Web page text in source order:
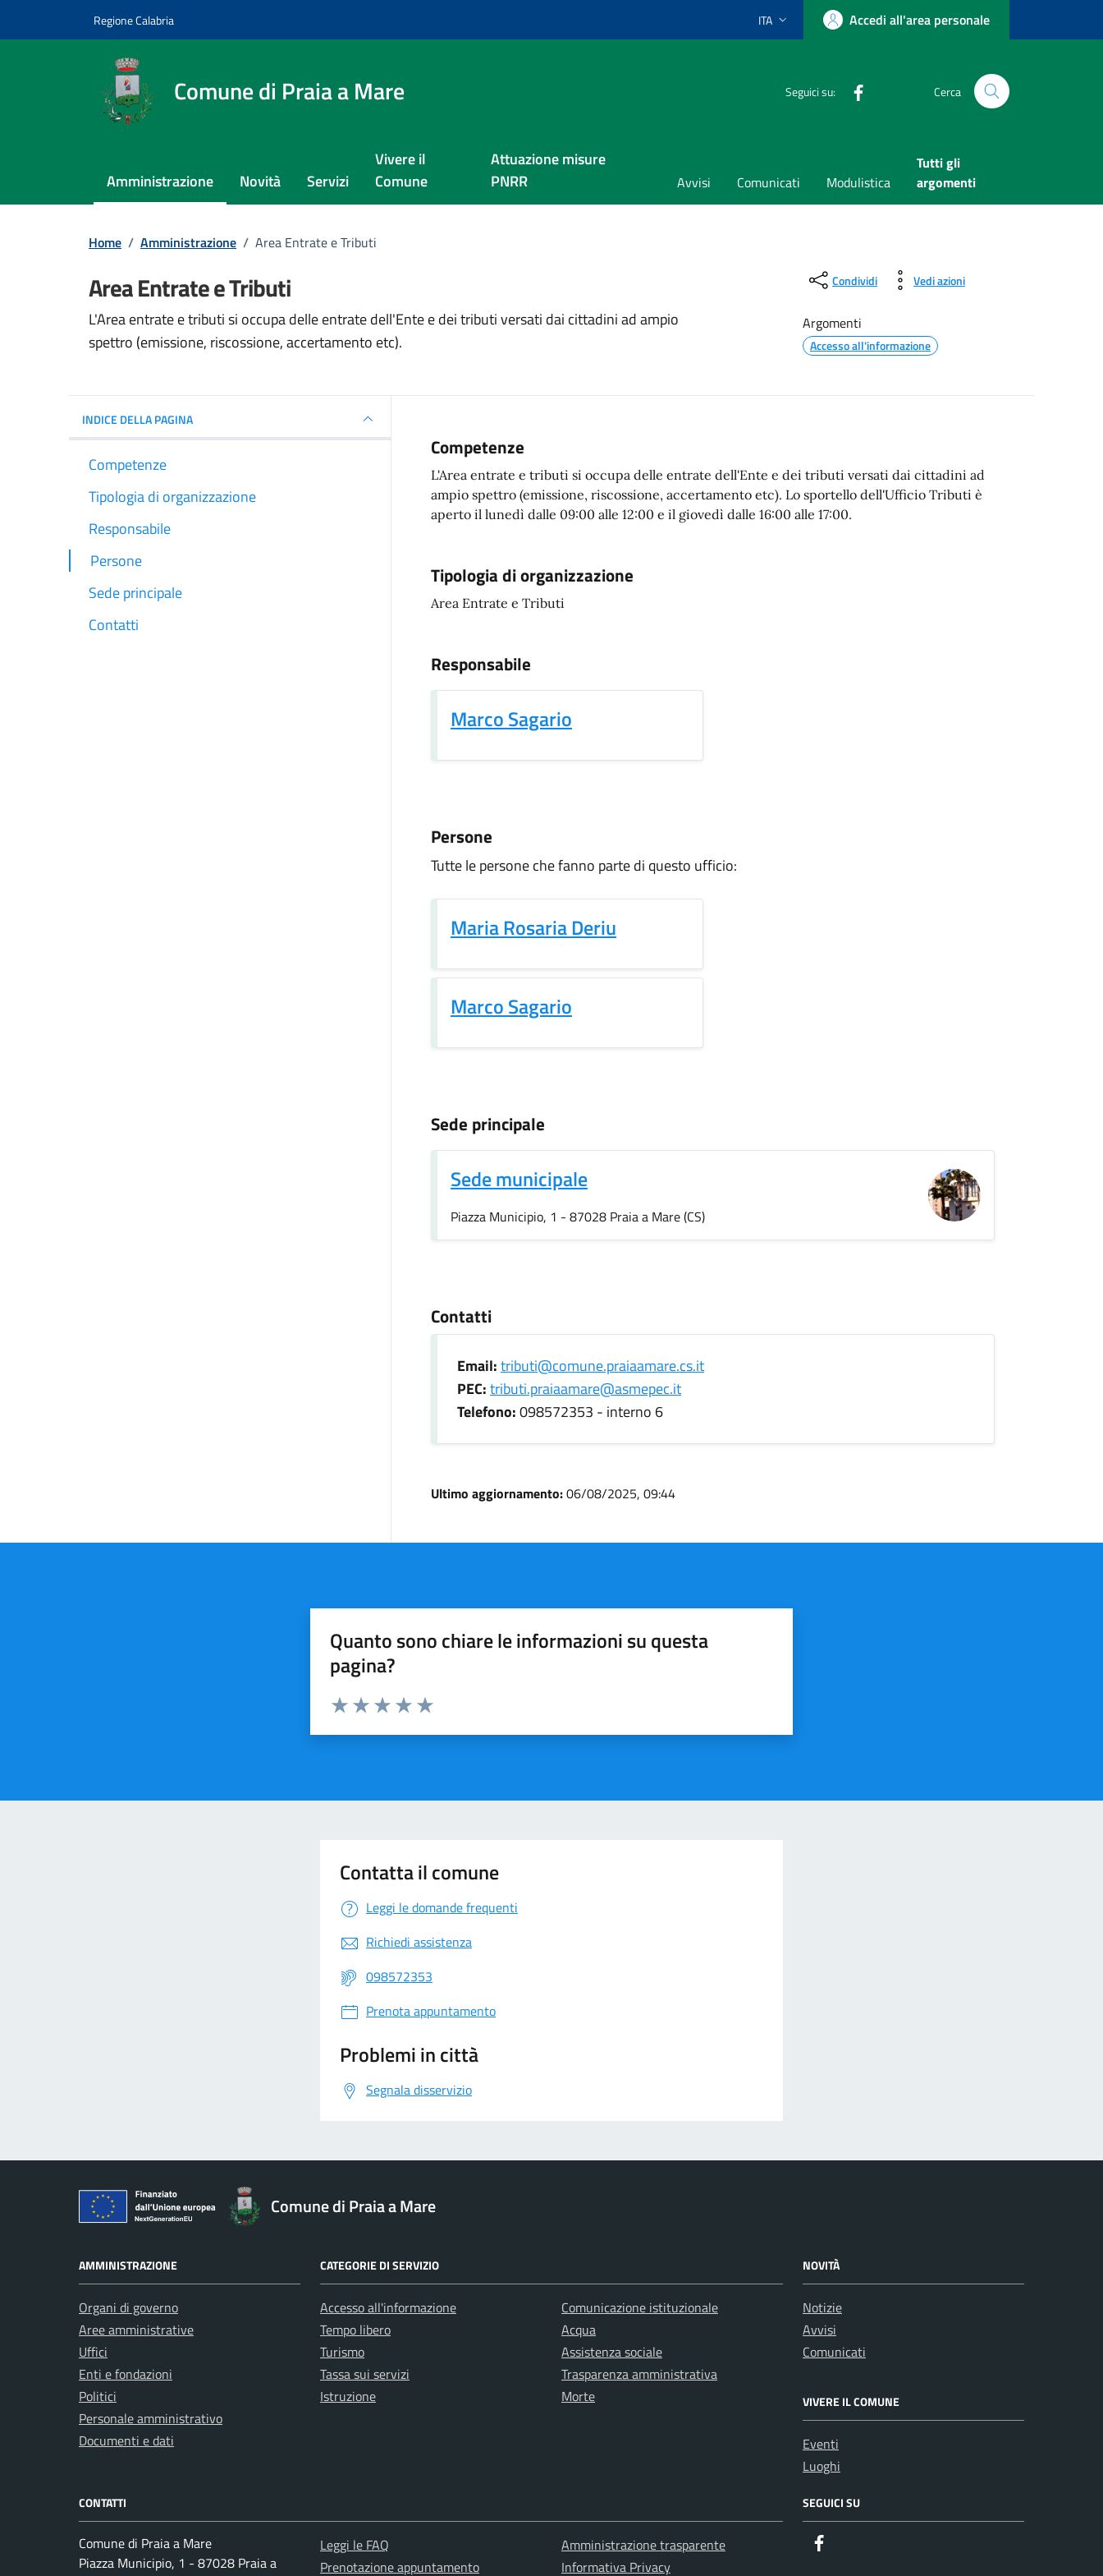
Regione Calabria Lingua attiva:
ITA Accedi all'area personale
Comune di Praia a Mare Seguici su: Cerca
Amministrazione Novità Servizi
Vivere il
Comune
Attuazione misure
PNRR
Avvisi Comunicati Modulistica
Tutti gli
argomenti
Home / Amministrazione / Area Entrate e Tributi
Area Entrate e Tributi
L'Area entrate e tributi si occupa delle entrate dell'Ente e dei tributi versati dai cittadini ad ampio
spettro (emissione, riscossione, accertamento etc).
Condividi Vedi azioni
Argomenti
Accesso all'informazione
INDICE DELLA PAGINA
Competenze
Tipologia di organizzazione
Responsabile
Persone
Sede principale
Contatti
Competenze
L'Area entrate e tributi si occupa delle entrate dell'Ente e dei tributi versati dai cittadini ad
ampio spettro (emissione, riscossione, accertamento etc). Lo sportello dell'Ufficio Tributi è
aperto il lunedì dalle 09:00 alle 12:00 e il giovedì dalle 16:00 alle 17:00.
Tipologia di organizzazione
Area Entrate e Tributi
Responsabile
Marco Sagario
Persone
Tutte le persone che fanno parte di questo ufficio:
Maria Rosaria Deriu
Marco Sagario
Sede principale
Sede municipale
Piazza Municipio, 1 - 87028 Praia a Mare (CS)
Contatti
Email:tributi@comune.praiaamare.cs.it
PEC:tributi.praiaamare@asmepec.it
Telefono:098572353 - interno 6
Ultimo aggiornamento:06/08/2025, 09:44
Quanto sono chiare le informazioni su questa
pagina?
Contatta il comune
Leggi le domande frequenti
Richiedi assistenza
098572353
Prenota appuntamento
Problemi in città
Segnala disservizio
Comune di Praia a Mare
AMMINISTRAZIONE
Organi di governo
Aree amministrative
Uffici
Enti e fondazioni
Politici
Personale amministrativo
Documenti e dati
CATEGORIE DI SERVIZIO
Accesso all'informazione
Tempo libero
Turismo
Tassa sui servizi
Istruzione
Comunicazione istituzionale
Acqua
Assistenza sociale
Trasparenza amministrativa
Morte
NOVITÀ
Notizie
Avvisi
Comunicati
VIVERE IL COMUNE
Eventi
Luoghi
CONTATTI
Comune di Praia a Mare
Piazza Municipio, 1 - 87028 Praia a
Leggi le FAQ
Prenotazione appuntamento
Amministrazione trasparente
Informativa Privacy
SEGUICI SU